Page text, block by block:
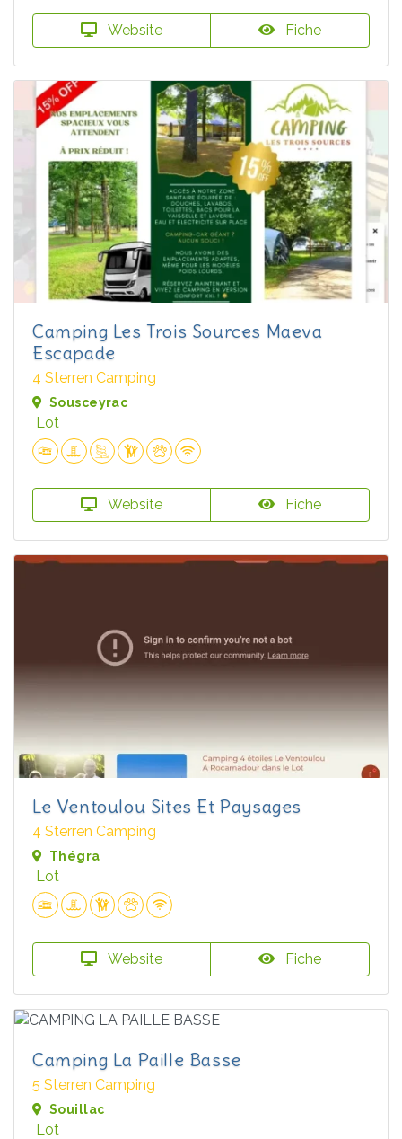
Website Fiche
Camping Les Trois Sources Maeva
Escapade
4 Sterren Camping
Sousceyrac
Lot
Website Fiche
Le Ventoulou Sites Et Paysages
4 Sterren Camping
Thégra
Lot
Website Fiche
Camping La Paille Basse
5 Sterren Camping
Souillac
Lot